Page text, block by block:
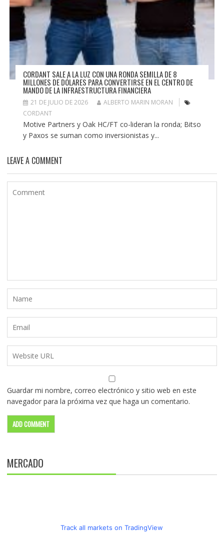
CORDANT SALE A LA LUZ CON UNA RONDA SEMILLA DE 8
MILLONES DE DÓLARES PARA CONVERTIRSE EN EL CENTRO DE
MANDO DE LA INFRAESTRUCTURA FINANCIERA
21 DE JULIO DE 2026
ALBERTO MARIN MORAN
CORDANT
Motive Partners y Oak HC/FT co-lideran la ronda; Bitso
y Paxos se suman como inversionistas y...
LEAVE A COMMENT
Guardar mi nombre, correo electrónico y sitio web en este
navegador para la próxima vez que haga un comentario.
MERCADO
Track all markets on TradingView